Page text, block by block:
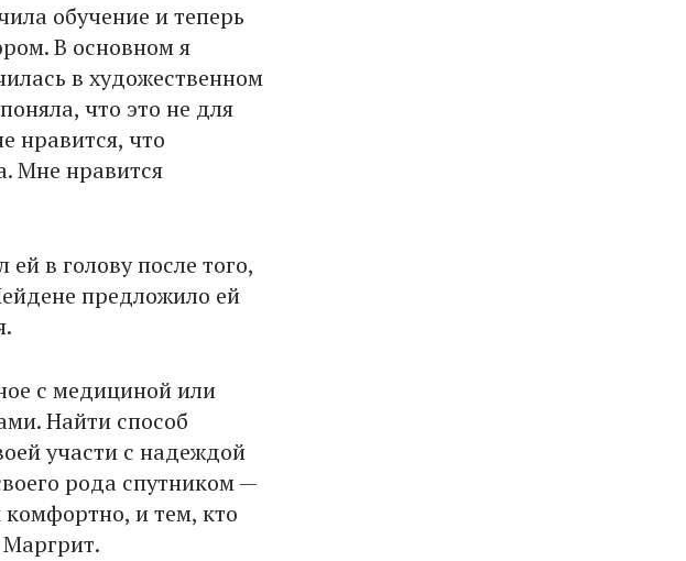
обучение и теперь
В основном я
в художественном
что это не для
нравится, что
Мне нравится
в голову после того,
предложило ей
с медициной или
Найти способ
участи с надеждой
рода спутником —
и тем, кто
Маргрит.